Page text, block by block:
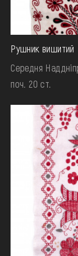
Рушник вишитий
Середня
поч. 20 ст.